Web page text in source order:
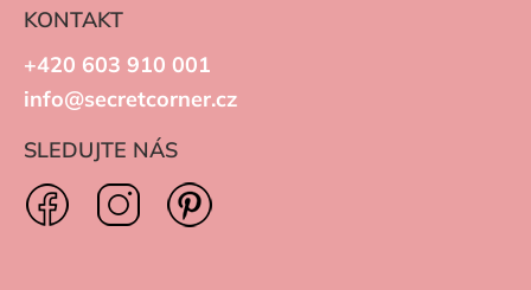
KONTAKT
+420 603 910 001
info@secretcorner.cz
SLEDUJTE NÁS